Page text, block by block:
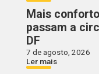
Mais
passam a
DF
7 de agosto, 2026
Ler mais